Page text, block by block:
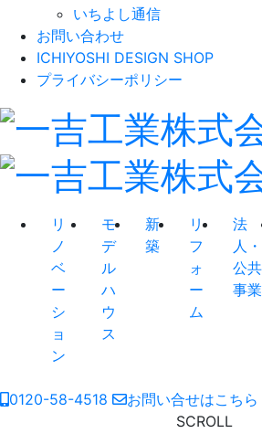
いちよし通信
お問い合わせ
ICHIYOSHI DESIGN SHOP
プライバシーポリシー
リ
ノ
ベ
ー
シ
ョ
ン
モ
デ
ル
ハ
ウ
ス
新
築
リ
フ
ォ
ー
ム
法
人・
公共
事業
0120-58-4518
お問い合せはこちら
SCROLL